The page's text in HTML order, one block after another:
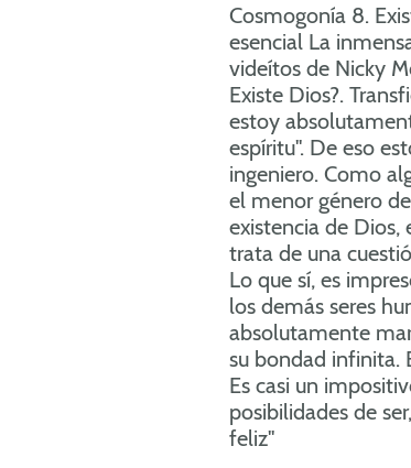
Cosmogonía 8.
esencial La
videítos de Nicky
Existe Dios?.
estoy
espíritu". De eso
ingeniero. Como
el menor género
existencia de Dios,
trata de una
Lo que sí, es
los demás seres
absolutamente
su bondad infinita.
Es casi un
posibilidades de
feliz"